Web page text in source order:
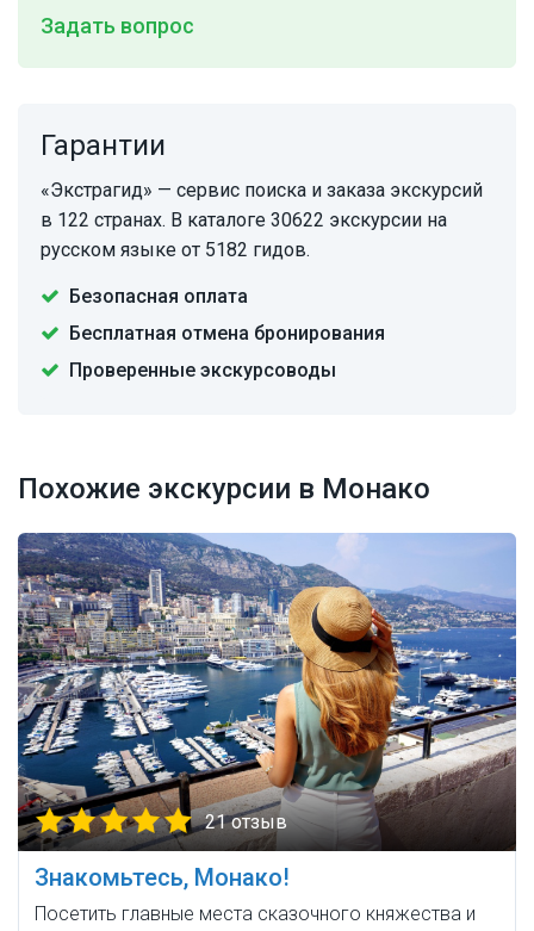
Задать вопрос
Гарантии
«Экстрагид» — сервис поиска и заказа экскурсий
в 122 странах. В каталоге 30622 экскурсии на
русском языке от 5182 гидов.
Безопасная оплата
Бесплатная отмена бронирования
Проверенные экскурсоводы
Похожие экскурсии в Монако
21 отзыв
Знакомьтесь, Монако!
Посетить главные места сказочного княжества и